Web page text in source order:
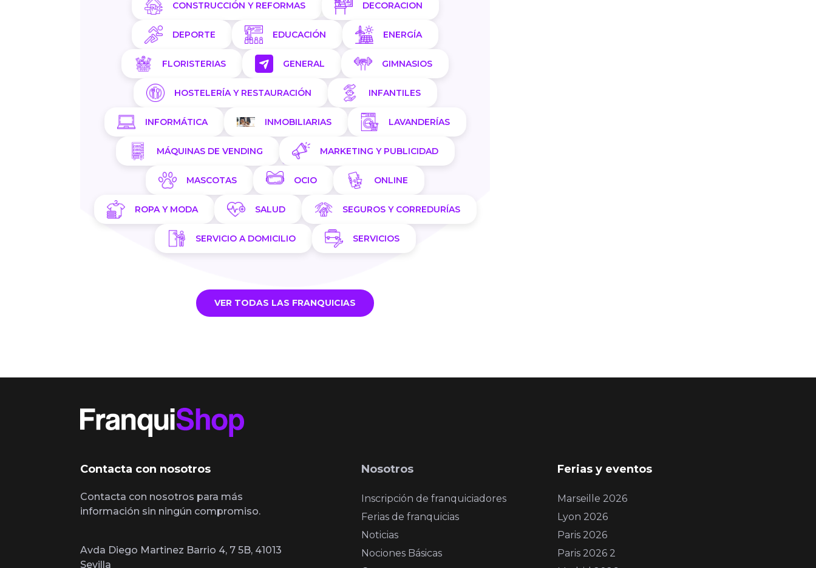
CONSTRUCCIÓN Y REFORMAS DECORACION
DEPORTE EDUCACIÓN ENERGÍA
FLORISTERIAS GENERAL GIMNASIOS
HOSTELERÍA Y RESTAURACIÓN INFANTILES
INFORMÁTICA INMOBILIARIAS LAVANDERÍAS
MÁQUINAS DE VENDING MARKETING Y PUBLICIDAD
MASCOTAS OCIO ONLINE
ROPA Y MODA SALUD SEGUROS Y CORREDURÍAS
SERVICIO A DOMICILIO SERVICIOS
VER TODAS LAS FRANQUICIAS
Contacta con nosotros
Contacta con nosotros para más
información sin ningún compromiso.
Avda Diego Martinez Barrio 4, 7 5B, 41013
Sevilla
Nosotros
Inscripción de franquiciadores
Ferias de franquicias
Noticias
Nociones Básicas
Ferias y eventos
Marseille 2026
Lyon 2026
Paris 2026
Paris 2026 2